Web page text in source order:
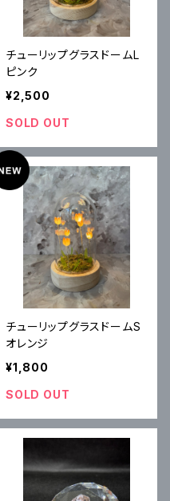
チューリップグラスドームL
ピンク
¥2,500
SOLD OUT
チューリップグラスドームS
オレンジ
¥1,800
SOLD OUT